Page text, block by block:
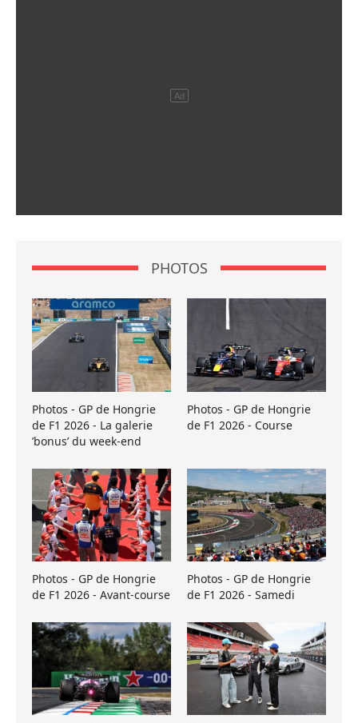
PHOTOS
Photos - GP de Hongrie
de F1 2026 - La galerie
’bonus’ du week-end
Photos - GP de Hongrie
de F1 2026 - Course
Photos - GP de Hongrie
de F1 2026 - Avant-course
Photos - GP de Hongrie
de F1 2026 - Samedi